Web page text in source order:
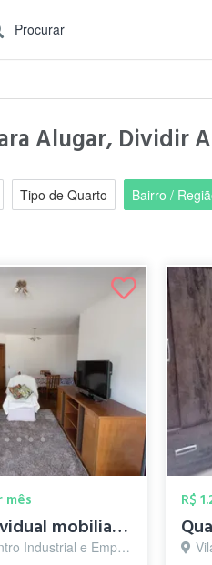
Procurar
Alugar, Dividir
Tipo de Quarto Bairro /
mês
Quarto individual mobiliado no centro de...
Empresarial/Alphaville., Barueri - SP
R$